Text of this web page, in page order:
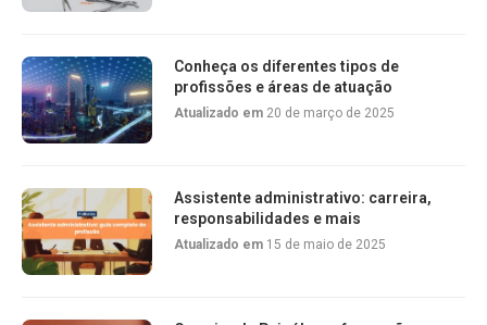
Conheça os diferentes tipos de
profissões e áreas de atuação
Atualizado em 20 de março de 2025
Assistente administrativo: carreira,
responsabilidades e mais
Atualizado em 15 de maio de 2025